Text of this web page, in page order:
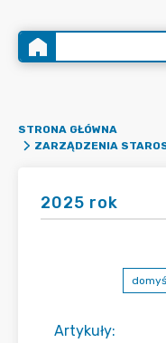
STRONA GŁÓWNA
ZARZĄDZENIA
2025 rok
Artykuły: